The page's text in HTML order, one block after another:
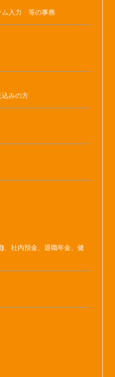
ム入力 等の事務
込みの方
、社内預金、退職年金、健